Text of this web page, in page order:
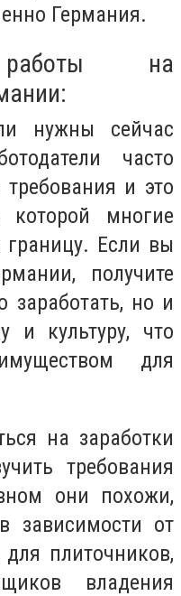
Германия.
работы на
нужны сейчас
часто
и это
многие
границу. Если вы
получите
заработать, но и
и культуру, что
для
на заработки
требования
они похожи,
зависимости от
плиточников,
владения